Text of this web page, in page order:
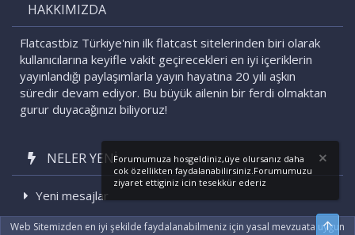
HAKKIMIZDA
Flatcastbiz Türkiye'nin ilk flatcast sitelerinden biri olarak
kullanıcılarına keyifle vakit geçirecekleri en iyi içeriklerin
yayınlandığı paylaşımlarla yayın hayatına 20 yılı aşkın
süredir devam ediyor. Bu büyük ailenin bir ferdi olmaktan
gurur duyacağınızı biliyoruz!
NELER YENI
Yeni mesajlar
Son etkinlikler
Forumumuza hosgeldiniz,üye olursanız daha
cok özellikten faydalanabilirsiniz.Forumumuzu
ziyaret ettiginiz icin tesekkür ederiz
Web Sitemizden en iyi şekilde faydalanabilmeniz için yasal mevzuata uygun
Üst